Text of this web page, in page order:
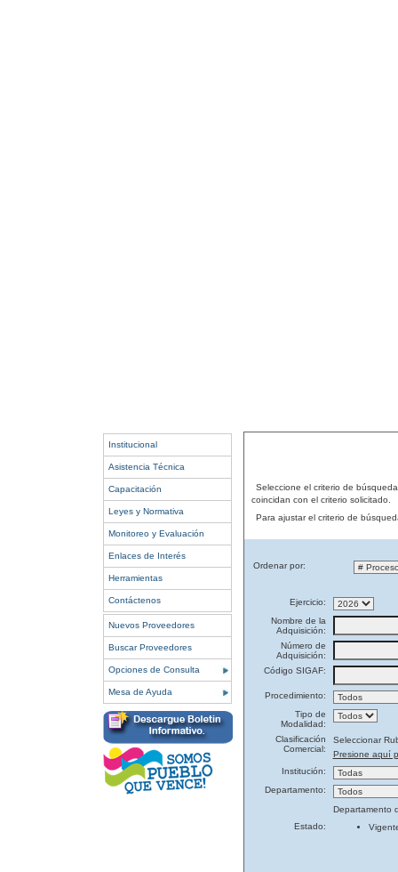
Institucional
Asistencia Técnica
Capacitación
Leyes y Normativa
Monitoreo y Evaluación
Enlaces de Interés
Herramientas
Contáctenos
Nuevos Proveedores
Buscar Proveedores
Opciones de Consulta
Mesa de Ayuda
Seleccione el criterio de
coincidan con el criterio solicitado.
Para ajustar el criterio de
Ordenar por:
Ejercicio:
Nombre de la
Adquisición:
Número de
Adquisición:
Código SIGAF:
Procedimiento:
Tipo de
Modalidad:
Clasificación
Comercial:
Seleccionar
Presione aquí
Institución:
Departamento:
Departamento
Estado: